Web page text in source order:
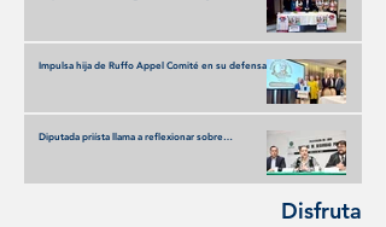
Impulsa hija de Ruffo Appel Comité en su defensa
Diputada priísta llama a reflexionar sobre
Disfruta